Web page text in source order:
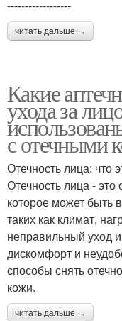
------------------
читать дальше →
Какие
ухода за
с отечными
Отечность лица: что
Отечность лица -
которое может быть
таких как климат,
неправильный уход
дискомфорт и
способы снять
кожи.
читать дальше →